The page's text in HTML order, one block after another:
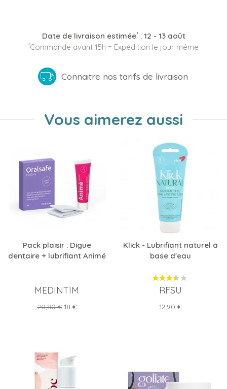
Date de livraison estimée*: 12 - 13 août
*Commande avant 15h = Expédition le jour même
Connaitre nos tarifs de livraison
Vous aimerez aussi
Pack plaisir : Digue
dentaire + lubrifiant Animé
MEDINTIM
Prix
20,80 € Prix
18 €
Klick - Lubrifiant naturel à
base d'eau
RFSU
Prix
12,90 €